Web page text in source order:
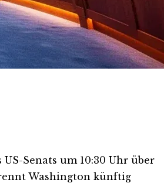
Senats um 10:30 Uhr über
Washington künftig